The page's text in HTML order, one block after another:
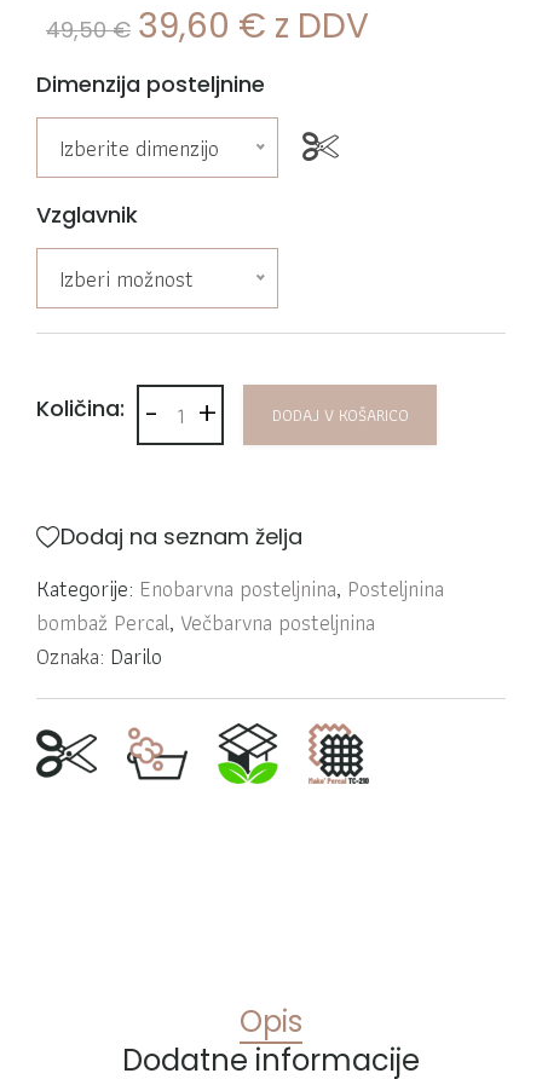
49,50€ 39,60 € z DDV
Dimenzija posteljnine
Izberite dimenzijo
Vzglavnik
Izberi možnost
Količina: Posteljnina bombaž Percal Maoli količina
+
- DODAJ V KOŠARICO
Dodaj na seznam želja
Kategorije: Enobarvna posteljnina, Posteljnina
bombaž Percal, Večbarvna posteljnina
Oznaka: Darilo
Opis
Dodatne informacije